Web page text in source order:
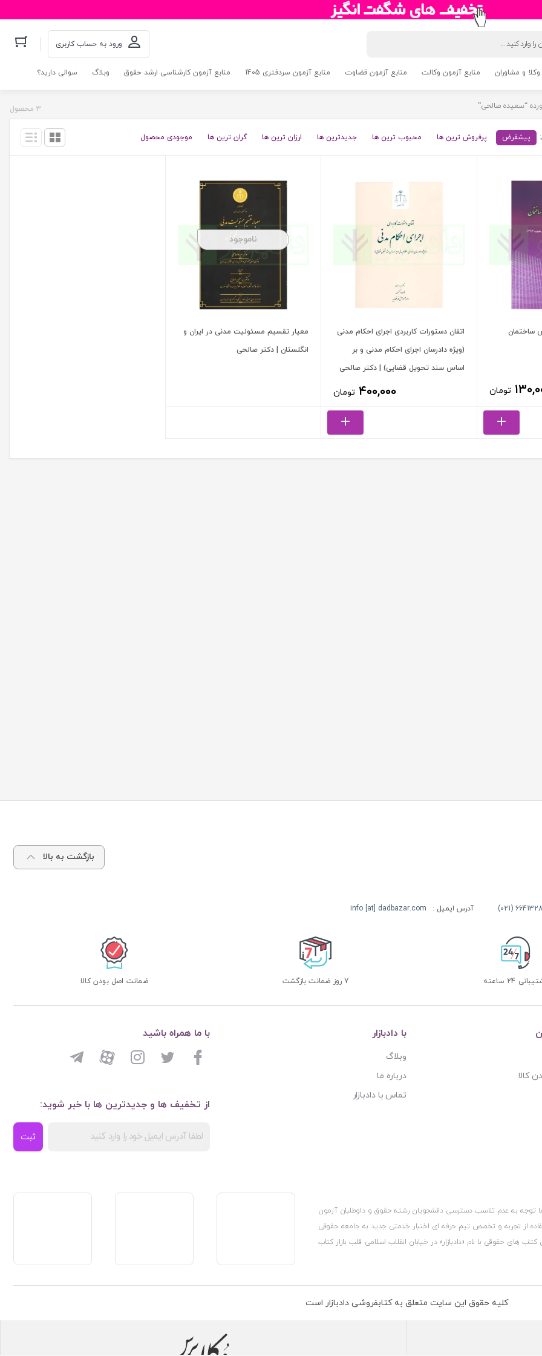
ورود به حساب کاربری
و مشاوران منابع آزمون وکالت منابع آزمون قضاوت منابع آزمون سردفتری 1405 منابع آزمون کارشناسی ارشد حقوق وبلاگ سوالی دارید؟
“سعیده صالحی” 3 محصول
پیشفرض پرفروش ترین ها محبوب ترین ها جدیدترین ها ارزان ترین ها گران ترین ها موجودی محصول
ساختمان
تومان
اتقان دستورات کاربردی اجرای احکام مدنی
(ویژه دادرسان اجرای احکام مدنی و بر
اساس سند تحویل قضایی) | دکتر صالحی
۴۰۰,۰۰۰ تومان
ناموجود
معیار تقسیم مسئولیت مدنی در ایران و
انگلستان | دکتر صالحی
بازگشت به بالا
آدرس ایمیل : info [at] dadbazar.com
24 ساعته 7 روز ضمانت بازگشت ضمانت اصل بودن کالا
کالا
با دادبازار
وبلاگ
درباره ما
تماس با دادبازار
از تخفیف ها و جدیدترین ها با خبر شوید:
ثبت
با ما همراه باشید
توجه به عدم تناسب دسترسی دانشجویان رشته حقوق و داوطلبان آزمون
از تجربه و تخصص تیم حرفه ای اختبار خدمتی جدید به جامعه حقوقی
های حقوقی با نام «دادبازار» در خیابان انقلاب اسلامی قلب بازار کتاب
وزارت صنعت، معدن و تجارت، نشان ملی ثبت رسانه های دیجیتال از
تلفیق آن با شناخت کامل نیازهای جامعه حقوقی کشور راه اندازی کردیم تا
کلیه حقوق این سایت متعلق به کتابفروشی دادبازار است